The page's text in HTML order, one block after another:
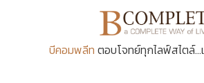
บีคอมพลีท ตอบโจทย์ทุกไลฟ์สไตล์